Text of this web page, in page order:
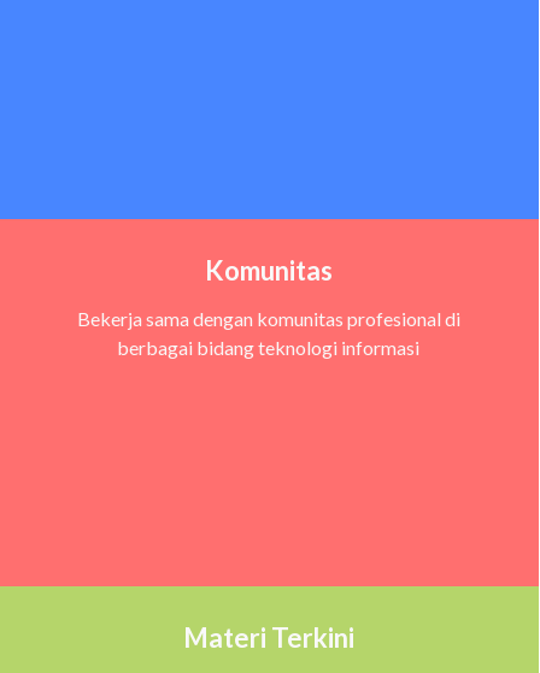
Komunitas
Bekerja sama dengan komunitas profesional di
berbagai bidang teknologi informasi
Materi Terkini